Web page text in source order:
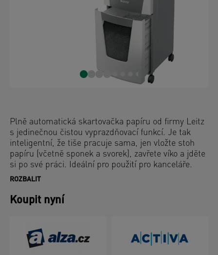
Plně automatická skartovačka papíru od firmy Leitz
s jedinečnou čistou vyprazdňovací funkcí. Je tak
inteligentní, že tiše pracuje sama, jen vložte stoh
papíru (včetně sponek a svorek), zavřete víko a jděte
si po své práci. Ideální pro použití pro kanceláře.
Důvěrná bezpečnost a vynikající výkon s touto
proti zaseknutí papíru, tichou a s dlouhým provozem
(60 minut). Automaticky skartuje 300 listů A4 s
do velkého koše s objemem 60 l. Jednoduché
ovládání pomocí dotekových prvků.
ROZBALIT
Koupit nyní